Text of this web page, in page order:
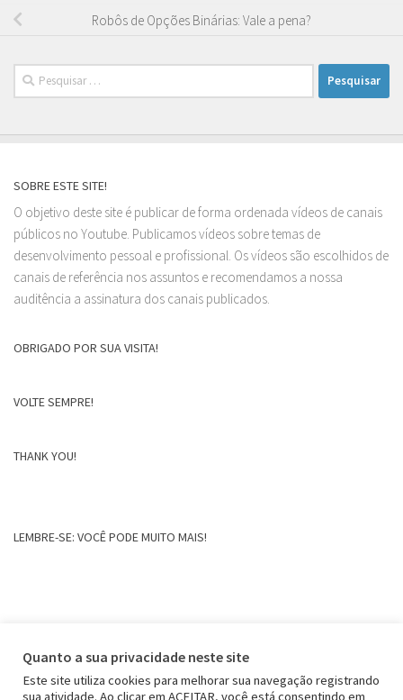
Robôs de Opções Binárias: Vale a pena?
Pesquisar
por:
SOBRE ESTE SITE!
O objetivo deste site é publicar de forma ordenada vídeos de canais
públicos no Youtube. Publicamos vídeos sobre temas de
desenvolvimento pessoal e profissional. Os vídeos são escolhidos de
canais de referência nos assuntos e recomendamos a nossa
auditência a assinatura dos canais publicados.
OBRIGADO POR SUA VISITA!
VOLTE SEMPRE!
THANK YOU!
LEMBRE-SE: VOCÊ PODE MUITO MAIS!
Quanto a sua privacidade neste site
Este site utiliza cookies para melhorar sua navegação registrando
sua atividade. Ao clicar em ACEITAR, você está consentindo em